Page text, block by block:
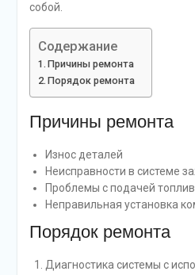
собой.
Содержание
Причины ремонта
Порядок ремонта
Причины ремонта
Износ деталей
Неисправности в системе
Проблемы с подачей
Неправильная установка
Порядок ремонта
Диагностика системы с